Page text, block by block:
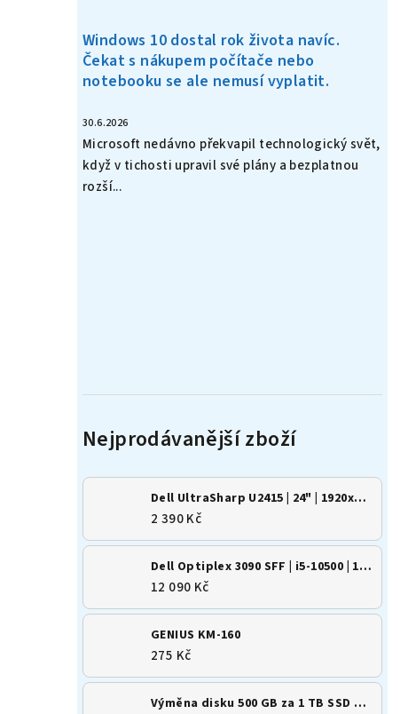
Windows 10 dostal rok života navíc.
Čekat s nákupem počítače nebo
notebooku se ale nemusí vyplatit.
30.6.2026
Microsoft nedávno překvapil technologický svět,
když v tichosti upravil své plány a bezplatnou
rozší...
Dell UltraSharp U2415 | 24" | 1920x1200 | 16:10 | IPS
2 390 Kč
Dell Optiplex 3090 SFF | i5-10500 | 16GB | 500GB SSD | Win 11
12 090 Kč
GENIUS KM-160
275 Kč
Výměna disku 500 GB za 1 TB SSD M.2 NVMe